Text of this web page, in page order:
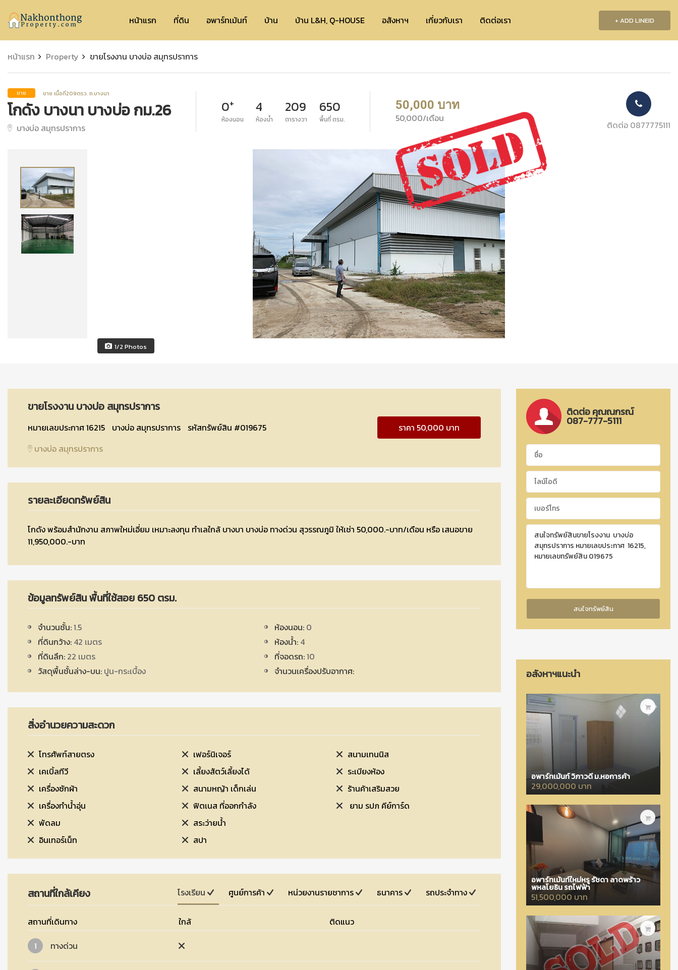
Nakhonthong หน้าแรก ที่ดิน อพาร์ทเม้นท์ บ้าน บ้าน L&H, Q-HOUSE อสังหาฯ เกี่ยวกับเรา ติดต่อเรา + ADD LINEID
หน้าแรก Property ขายโรงงาน บางบ่อ สมุทรปราการ
ขาย ขาย เนื้อที่209ตรว. ถ.บางนา
โกดัง บางนา บางบ่อ กม.26
บางบ่อ สมุทรปราการ
0+
ห้องนอน
4
ห้องน้ำ
209
ตารางวา
650
พื้นที่ ตรม.
50,000 บาท
50,000/เดือน
ติดต่อ 0877775111
1/2 Photos
ขายโรงงาน บางบ่อ สมุทรปราการ
หมายเลขประกาศ 16215 บางบ่อ สมุทรปราการ รหัสทรัพย์สิน #019675
ราคา 50,000 บาท
บางบ่อ สมุทรปราการ
รายละเอียดทรัพย์สิน
โกดัง พร้อมสำนักงาน สภาพใหม่เอี่ยม เหมาะลงทุน ทำเลใกล้ บางบา บางบ่อ ทางด่วน สุวรรณภูมิ ให้เช่า 50,000.-บาท/เดือน หรือ เสนอขาย
11,950,000.-บาท
ข้อมูลทรัพย์สิน พื้นที่ใช้สอย 650 ตรม.
จำนวนชั้น:1.5
ที่ดินกว้าง: 42 เมตร
ที่ดินลึก: 22 เมตร
วัสดุพื้นชั้นล่าง-บน: ปูน-กระเบื้อง
ห้องนอน: 0
ห้องน้ำ: 4
ที่จอดรถ:10
จำนวนเครื่องปรับอากาศ:
สิ่งอำนวยความสะดวก
โทรศัพท์สายตรง
เคเบิ้ลทีวี
เครื่องซักผ้า
เครื่องทำน้ำอุ่น
พัดลม
อินเทอร์เน็ท
เฟอร์นิเจอร์
เลี้ยงสัตว์เลี้ยงได้
สนามหญ้า เด็กเล่น
ฟิตเนส ที่ออกกำลัง
สระว่ายน้ำ
สปา
สนามเทนนิส
ระเบียงห้อง
ร้านค้าเสริมสวย
ยาม รปภ คีย์การ์ด
สถานที่ใกล้เคียง โรงเรียน ศูนย์การค้า หน่วยงานรายชาการ ธนาคาร รถประจำทาง
สถานที่เดินทาง ใกล้
ติดแนว
1
ทางด่วน
ติดต่อ คุณณกรณ์
087-777-5111
อสังหาฯแนะนำ
อพาร์ทเม้นท์ วิภาวดี ม.หอการค้า
29,000,000 บาท
อพาร์ทเม้นท์ใหม่หรู รัชดา ลาดพร้าว
พหลโยธิน รถไฟฟ้า
51,500,000 บาท